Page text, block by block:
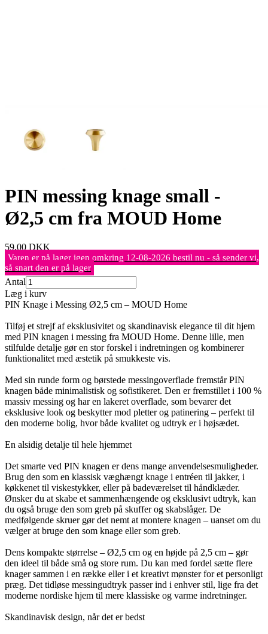
PIN messing knage small -
Ø2,5 cm fra MOUD Home
59,00DKK
Varen er på lager igen omkring 12-08-2026 bestil nu - så sender vi,
så snart den er på lager
Antal
Læg i kurv
PIN Knage i Messing Ø2,5 cm – MOUD Home
Tilføj et strejf af eksklusivitet og skandinavisk elegance til dit hjem
med PIN knagen i messing fra MOUD Home. Denne lille, men
stilfulde detalje gør en stor forskel i indretningen og kombinerer
funktionalitet med æstetik på smukkeste vis.
Med sin runde form og børstede messingoverflade fremstår PIN
knagen både minimalistisk og sofistikeret. Den er fremstillet i 100 %
massiv messing og har en lakeret overflade, som bevarer det
eksklusive look og beskytter mod pletter og patinering – perfekt til
den moderne bolig, hvor både kvalitet og udtryk er i højsædet.
En alsidig detalje til hele hjemmet
Det smarte ved PIN knagen er dens mange anvendelsesmuligheder.
Brug den som en klassisk væghængt knage i entréen til jakker, i
køkkenet til viskestykker, eller på badeværelset til håndklæder.
Ønsker du at skabe et sammenhængende og eksklusivt udtryk, kan
du også bruge den som greb på skuffer og skabslåger. De
medfølgende skruer gør det nemt at montere knagen – uanset om du
vælger at bruge den som knage eller som greb.
Dens kompakte størrelse – Ø2,5 cm og en højde på 2,5 cm – gør
den ideel til både små og store rum. Du kan med fordel sætte flere
knager sammen i en række eller i et kreativt mønster for et personligt
præg. Det tidløse messingudtryk passer ind i enhver stil, lige fra det
moderne nordiske hjem til mere klassiske og varme indretninger.
Skandinavisk design, når det er bedst